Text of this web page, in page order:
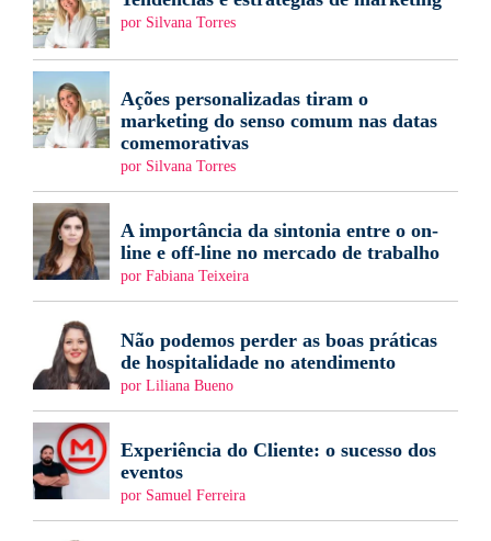
por Silvana Torres
Ações personalizadas tiram o
marketing do senso comum nas datas
comemorativas
por Silvana Torres
A importância da sintonia entre o on-
line e off-line no mercado de trabalho
por Fabiana Teixeira
Não podemos perder as boas práticas
de hospitalidade no atendimento
por Liliana Bueno
Experiência do Cliente: o sucesso dos
eventos
por Samuel Ferreira